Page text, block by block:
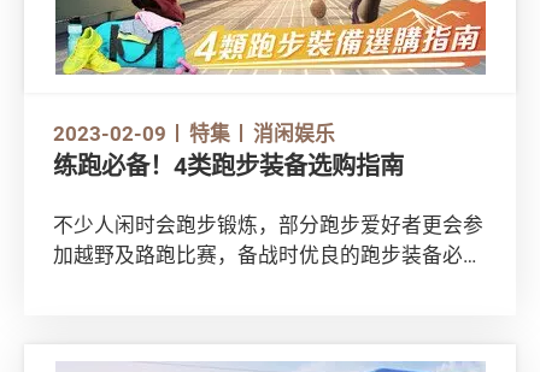
2023-02-09 特集 消闲娱乐
练跑必备！4类跑步装备选购指南
不少人闲时会跑步锻炼，部分跑步爱好者更会参
加越野及路跑比赛，备战时优良的跑步装备必不
充水分；户外功能外套则防风挡水，适合于山径